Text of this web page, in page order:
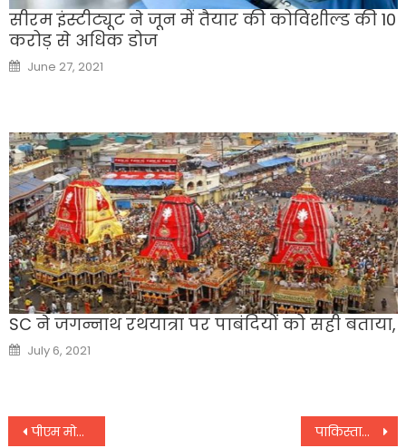
सीरम इंस्टीट्यूट ने जून में तैयार की कोविशील्ड की 10
करोड़ से अधिक डोज
Posted
on
June 27, 2021
SC ने जगन्नाथ रथयात्रा पर पाबंदियों को सही बताया,
Posted
on
July 6, 2021
Post
पीएम मोदी ने E-Court Project किया लॉन्‍च, सरल हो जाएगी न्‍यायिक व्‍यवस्‍था पाकिस्‍तान ने चीन के आर्थिक गलियारे में तुर्की को भी शामिल होने का दिया प्रस्‍ताव,